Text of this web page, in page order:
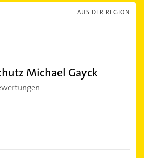
AUS DER REGION
Michael Gayck